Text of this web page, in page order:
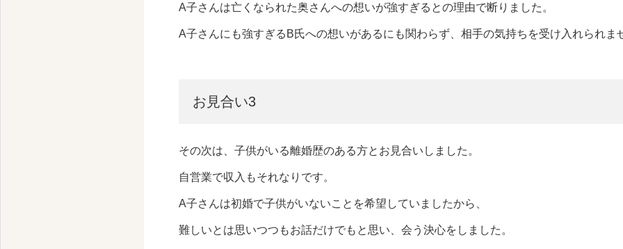
A子さんは亡くなられた奥さんへの想いが強すぎるとの理由で断りました。
A子さんにも強すぎるB氏への想いがあるにも関わらず、相手の気持ちを受け入れられま
お見合い3
その次は、子供がいる離婚歴のある方とお見合いしました。
自営業で収入もそれなりです。
A子さんは初婚で子供がいないことを希望していましたから、
難しいとは思いつつもお話だけでもと思い、会う決心をしました。